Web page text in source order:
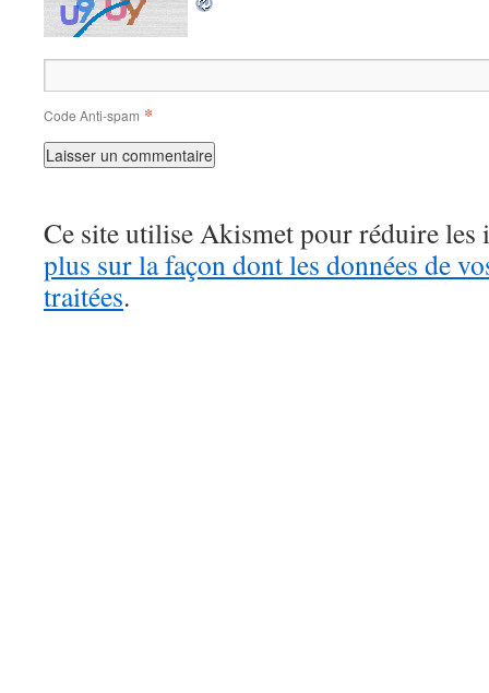
Code Anti-spam *
Ce site utilise Akismet pour réduire les
plus sur la façon dont les données de
traitées.